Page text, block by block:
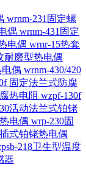
wrnm-231固定螺
偶 wrnm-431固定
电偶 wrnr-15热套
耐磨型热电偶
偶 wrnm-430/420
固定法兰式防腐
热电阻 wzpf-130f
活动法兰式铂铑
电偶 wrp-230固
式铂铑热电偶
218卫生型温度
器